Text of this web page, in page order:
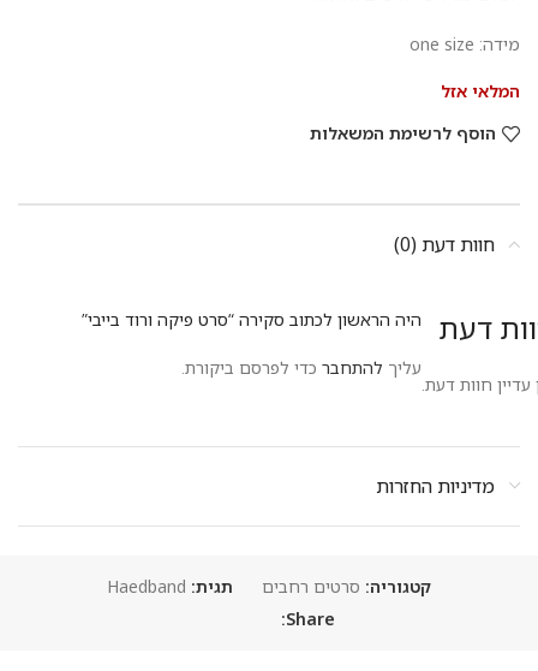
מידה: one size
המלאי אזל
הוסף לרשימת המשאלות
חוות דעת (0)
דעת
עדיין חוות דעת.
היה הראשון לכתוב סקירה “סרט פיקה ורוד בייבי”
עליך להתחבר כדי לפרסם ביקורת.
מדיניות החזרות
קטגוריה: סרטים רחבים תגית: Haedband
Share: